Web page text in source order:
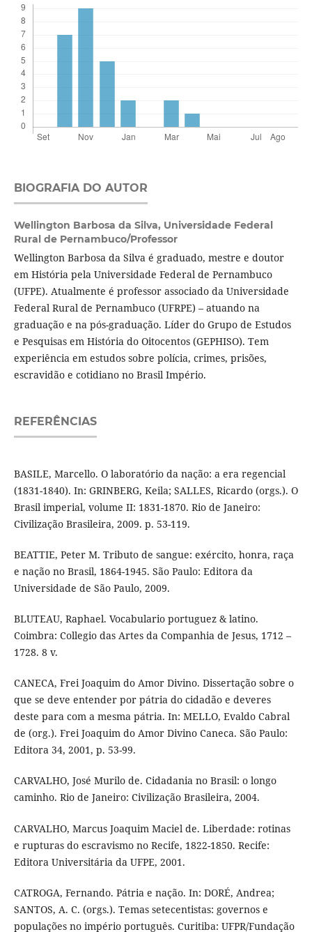
BIOGRAFIA DO AUTOR
Wellington Barbosa da Silva, Universidade Federal
Rural de Pernambuco/Professor
Wellington Barbosa da Silva é graduado, mestre e doutor
em História pela Universidade Federal de Pernambuco
(UFPE). Atualmente é professor associado da Universidade
Federal Rural de Pernambuco (UFRPE) – atuando na
graduação e na pós-graduação. Líder do Grupo de Estudos
e Pesquisas em História do Oitocentos (GEPHISO). Tem
experiência em estudos sobre polícia, crimes, prisões,
escravidão e cotidiano no Brasil Império.
REFERÊNCIAS
BASILE, Marcello. O laboratório da nação: a era regencial
(1831-1840). In: GRINBERG, Keila; SALLES, Ricardo (orgs.). O
Brasil imperial, volume II: 1831-1870. Rio de Janeiro:
Civilização Brasileira, 2009. p. 53-119.
BEATTIE, Peter M. Tributo de sangue: exército, honra, raça
e nação no Brasil, 1864-1945. São Paulo: Editora da
Universidade de São Paulo, 2009.
BLUTEAU, Raphael. Vocabulario portuguez & latino.
Coimbra: Collegio das Artes da Companhia de Jesus, 1712 –
1728. 8 v.
CANECA, Frei Joaquim do Amor Divino. Dissertação sobre o
que se deve entender por pátria do cidadão e deveres
deste para com a mesma pátria. In: MELLO, Evaldo Cabral
de (org.). Frei Joaquim do Amor Divino Caneca. São Paulo:
Editora 34, 2001, p. 53-99.
CARVALHO, José Murilo de. Cidadania no Brasil: o longo
caminho. Rio de Janeiro: Civilização Brasileira, 2004.
CARVALHO, Marcus Joaquim Maciel de. Liberdade: rotinas
e rupturas do escravismo no Recife, 1822-1850. Recife:
Editora Universitária da UFPE, 2001.
CATROGA, Fernando. Pátria e nação. In: DORÉ, Andrea;
SANTOS, A. C. (orgs.). Temas setecentistas: governos e
populações no império português. Curitiba: UFPR/Fundação